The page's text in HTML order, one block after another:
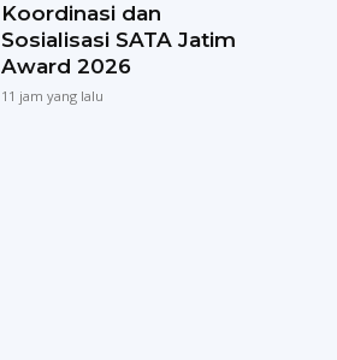
Koordinasi dan
Sosialisasi SATA Jatim
Award 2026
11 jam yang lalu